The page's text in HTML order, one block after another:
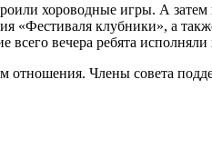
хороводные игры. А затем
«Фестиваля клубники», а
вечера ребята исполняли
отношения. Члены совета